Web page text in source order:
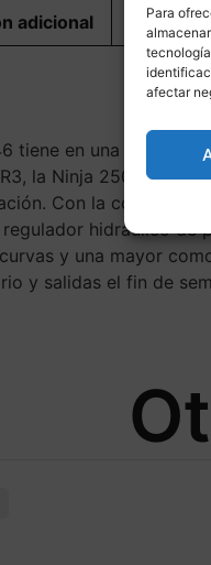
Para
afectar
adicional
tiene en una amplia
la Ninja 250 o la
Con la
hidráulico de
y una mayor
y salidas el fin de